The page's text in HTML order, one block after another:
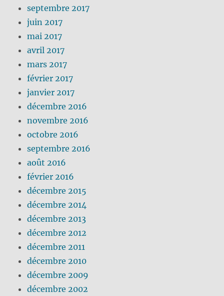
septembre 2017
juin 2017
mai 2017
avril 2017
mars 2017
février 2017
janvier 2017
décembre 2016
novembre 2016
octobre 2016
septembre 2016
août 2016
février 2016
décembre 2015
décembre 2014
décembre 2013
décembre 2012
décembre 2011
décembre 2010
décembre 2009
décembre 2002